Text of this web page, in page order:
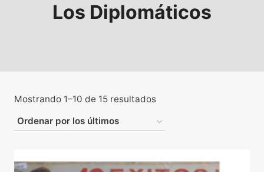
Los Diplomáticos
Mostrando 1–10 de 15 resultados